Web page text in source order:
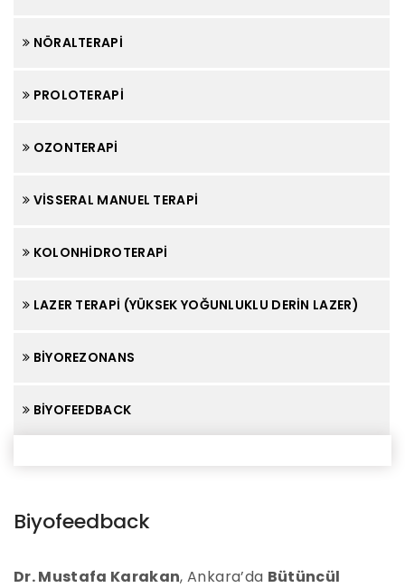
NÖRALTERAPI
PROLOTERAPI
OZONTERAPI
VISSERAL MANUEL TERAPI
KOLONHIDROTERAPI
LAZER TERAPI (YÜKSEK YOĞUNLUKLU DERIN LAZER)
BIYOREZONANS
BIYOFEEDBACK
Biyofeedback
Dr. Mustafa Karakan, Ankara’da Bütüncül